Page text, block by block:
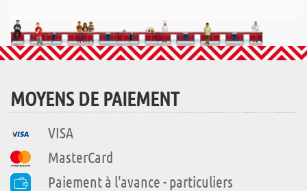
MOYENS DE PAIEMENT
VISA
MasterCard
Paiement à l'avance - particuliers